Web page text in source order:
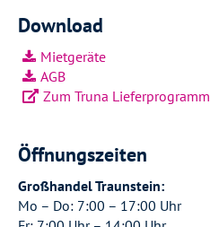
Download
Mietgeräte
AGB
Zum Truna Lieferprogramm
Öffnungszeiten
Großhandel Traunstein:
Mo – Do: 7:00 – 17:00 Uhr